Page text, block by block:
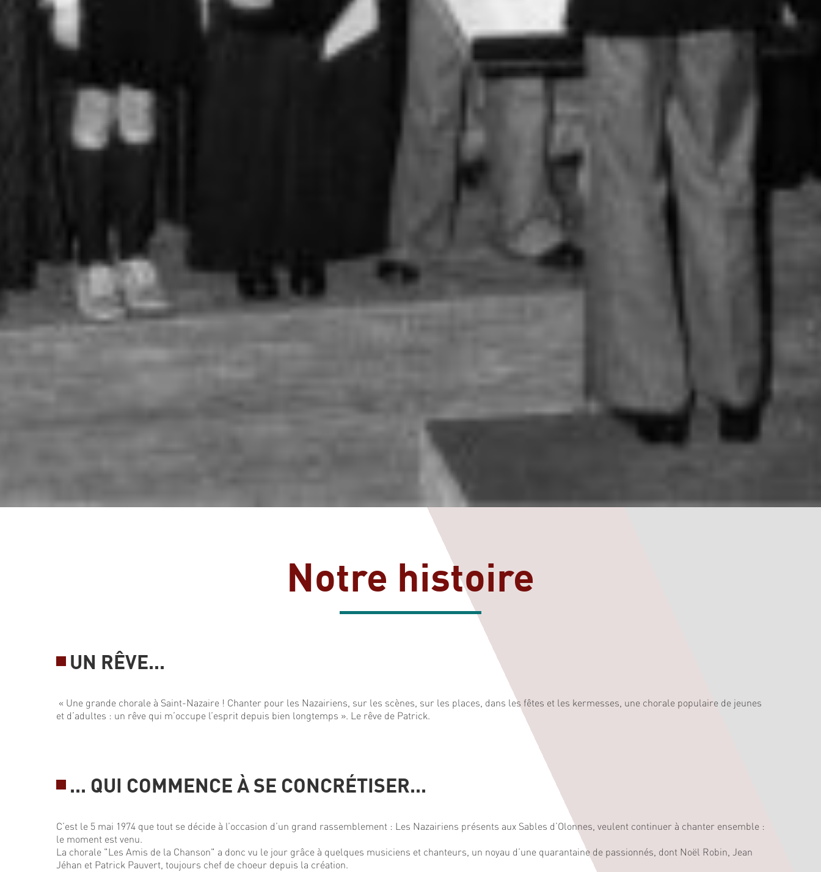
Notre histoire
UN RÊVE...
« Une grande chorale à Saint-Nazaire ! Chanter pour les Nazairiens, sur les scènes, sur les places, dans les fêtes et les kermesses, une chorale populaire de jeunes
et d’adultes : un rêve qui m’occupe l’esprit depuis bien longtemps ». Le rêve de Patrick.
... QUI COMMENCE À SE CONCRÉTISER...
C’est le 5 mai 1974 que tout se décide à l’occasion d’un grand rassemblement : Les Nazairiens présents aux Sables d’Olonnes, veulent continuer à chanter ensemble :
le moment est venu.
La chorale "Les Amis de la Chanson" a donc vu le jour grâce à quelques musiciens et chanteurs, un noyau d’une quarantaine de passionnés, dont Noël Robin, Jean
Jéhan et Patrick Pauvert, toujours chef de choeur depuis la création.